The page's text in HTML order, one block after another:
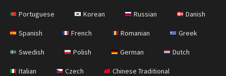
Portuguese Korean Russian Danish
Spanish French Romanian Greek
Swedish Polish German Dutch
Italian Czech Chinese Traditional